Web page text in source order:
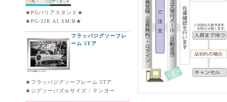
★PGバリアスタンド★
★PG-32R A1 SM/B★
フラッパジグソーフレ
ーム 5Tア
★フラッパジグソーフレーム 5Tア
★ジグソーパズルサイズ / テンヨー